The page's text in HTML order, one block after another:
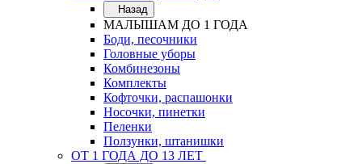
Назад
МАЛЫШАМ ДО 1 ГОДА
Боди, песочники
Головные уборы
Комбинезоны
Комплекты
Кофточки, распашонки
Носочки, пинетки
Пеленки
Ползунки, штанишки
ОТ 1 ГОДА ДО 13 ЛЕТ